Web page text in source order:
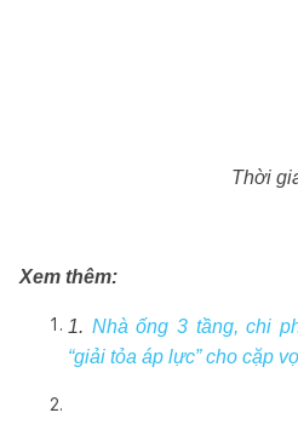
Thời
Xem thêm:
1. Nhà ống 3 tầng, chi
“giải tỏa áp lực” cho cặp